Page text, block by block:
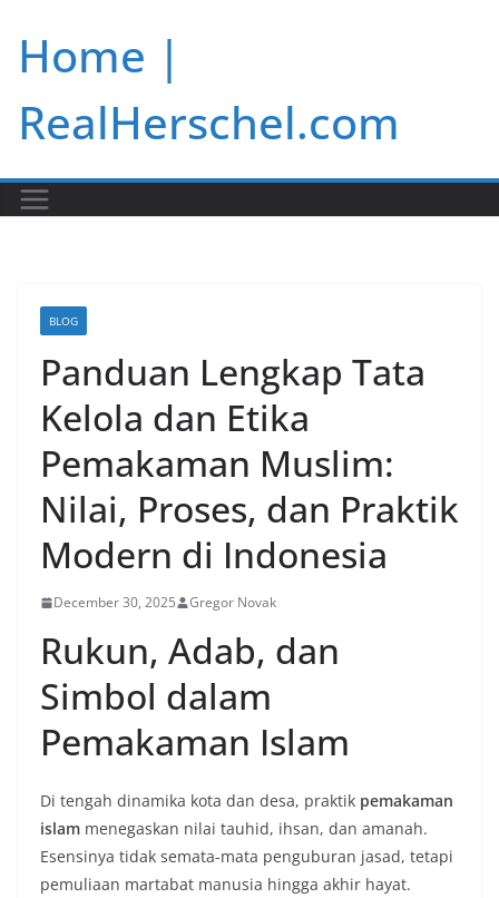
content
Home |
RealHerschel.com
BLOG
Panduan Lengkap Tata
Kelola dan Etika
Pemakaman Muslim:
Nilai, Proses, dan Praktik
Modern di Indonesia
December 30, 2025 Gregor Novak
Rukun, Adab, dan
Simbol dalam
Pemakaman Islam
Di tengah dinamika kota dan desa, praktik pemakaman
islam menegaskan nilai tauhid, ihsan, dan amanah.
Esensinya tidak semata-mata penguburan jasad, tetapi
pemuliaan martabat manusia hingga akhir hayat.